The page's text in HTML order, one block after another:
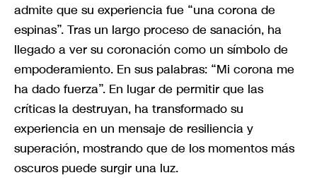
admite que su experiencia fue “una corona de
espinas”. Tras un largo proceso de sanación, ha
llegado a ver su coronación como un símbolo de
empoderamiento. En sus palabras: “Mi corona me
ha dado fuerza”. En lugar de permitir que las
críticas la destruyan, ha transformado su
experiencia en un mensaje de resiliencia y
superación, mostrando que de los momentos más
oscuros puede surgir una luz.